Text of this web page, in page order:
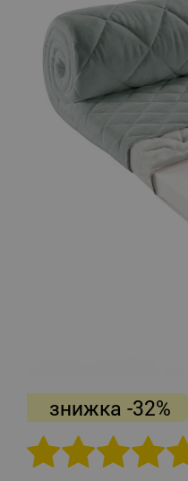
знижка -32%